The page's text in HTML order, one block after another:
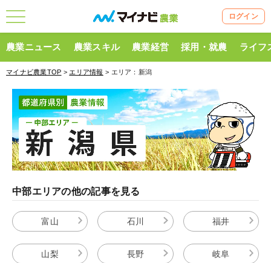
ログイン
農業ニュース 農業スキル 農業経営 採用・就農 ライフ
マイナビ農業TOP > エリア情報 > エリア：新潟
中部エリアの他の記事を見る
富山 石川 福井
山梨 長野 岐阜